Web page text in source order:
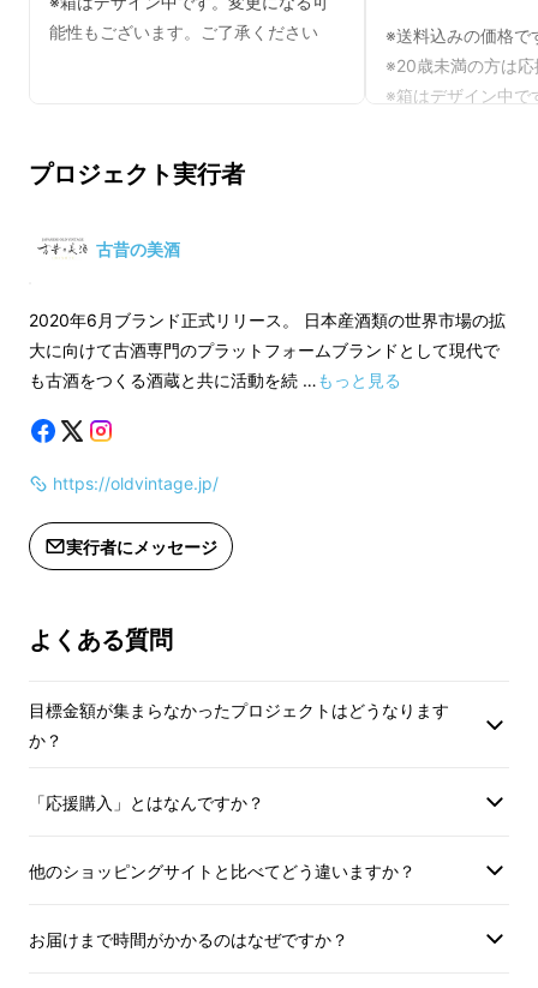
ワインは、葡萄が時を経て深みを増します。
そして、日本酒もまた、長い熟成によって、新
へと変わっていきます。
ツを思わせる芳醇な熟成香が立ちのぼる。透明
だった酒は、やがて琥珀色をまとっていく。
それは、私たちがよく知る「日本酒」とは、別
ワインでも、ウイスキーでもない。
それが、KOSHUです。
本全国から10年以上熟成された良質なKOSHU
能性もございます。ご了承ください
※送料込みの価格で
※20歳未満の方は
※箱はデザイン中で
プロジェクト実行者
古昔の美酒
2020年6月ブランド正式リリース。 日本産酒類の世界市場の拡
大に向けて古酒専門のプラットフォームブランドとして現代で
も古酒をつくる酒蔵と共に活動を続 …もっと見る
https://oldvintage.jp/
実行者にメッセージ
よくある質問
目標金額が集まらなかったプロジェクトはどうなります
か？
「応援購入」とはなんですか？
他のショッピングサイトと比べてどう違いますか？
お届けまで時間がかかるのはなぜですか？